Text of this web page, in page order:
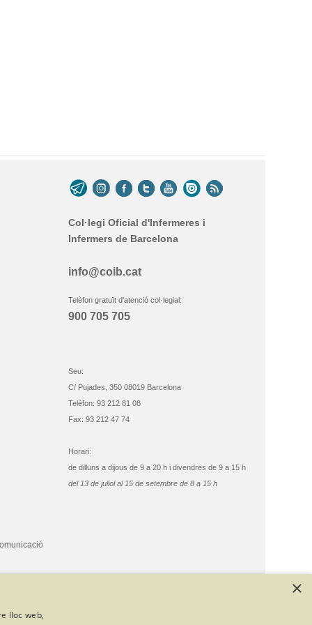
Col·legi Oficial d'Infermeres i
Infermers de Barcelona
info@coib.cat
Telèfon gratuït d'atenció col·legial:
900 705 705
Seu:
C/ Pujades, 350 08019 Barcelona
Telèfon: 93 212 81 08
Fax: 93 212 47 74
Horari:
de dilluns a dijous de 9 a 20 h i divendres de 9 a 15 h
del 13 de juliol al 15 de setembre de 8 a 15 h
×
lloc web,